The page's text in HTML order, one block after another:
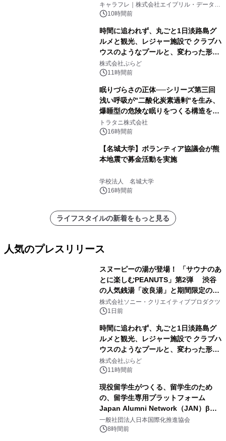
キャラフレ｜株式会社エイプリル・データ・
デザインズ
10時間前
時間に追われず、丸ごと1日淡路島グ
ルメと観光、レジャー施設で クラブハ
ウスのようなプールと、変わった形の
サウナも 「THE BOXY AWAJI」のお
得な素泊まり連泊プランで
株式会社ぷらど
11時間前
眠りづらさの正体──シリーズ第三回
浅い呼吸が"二酸化炭素過剰"を生み、
爆睡型の危険な眠りをつくる構造を解
説
トラタニ株式会社
16時間前
【名城大学】ボランティア協議会が熊
本地震で募金活動を実施
学校法人 名城大学
16時間前
ライフスタイルの新着をもっと見る
人気のプレスリリース
スヌーピーの湯が登場！ 「サウナのあ
とに楽しむPEANUTS」第2弾 渋谷
の人気銭湯「改良湯」と期間限定のコ
ラボレーション サウナイキタイコラ
ボグッズも発売決定！
株式会社ソニー・クリエイティブプロダクツ
1日前
時間に追われず、丸ごと1日淡路島グ
ルメと観光、レジャー施設で クラブハ
ウスのようなプールと、変わった形の
サウナも 「THE BOXY AWAJI」のお
得な素泊まり連泊プランで
株式会社ぷらど
11時間前
現役留学生がつくる、留学生のため
の、留学生専用プラットフォーム
Japan Alumni Network（JAN）β版
をリリース
一般社団法人日本国際化推進協会
8時間前